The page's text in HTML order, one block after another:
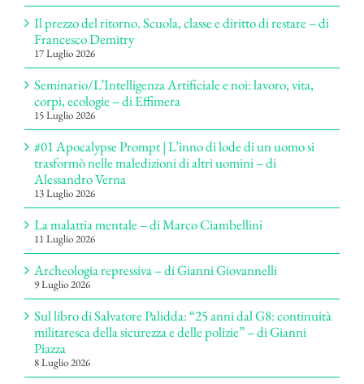
Il prezzo del ritorno. Scuola, classe e diritto di restare – di
Francesco Demitry
17 Luglio 2026
Seminario/L’Intelligenza Artificiale e noi: lavoro, vita,
corpi, ecologie – di Effimera
15 Luglio 2026
#01 Apocalypse Prompt | L’inno di lode di un uomo si
trasformò nelle maledizioni di altri uomini – di
Alessandro Verna
13 Luglio 2026
La malattia mentale – di Marco Ciambellini
11 Luglio 2026
Archeologia repressiva – di Gianni Giovannelli
9 Luglio 2026
Sul libro di Salvatore Palidda: “25 anni dal G8: continuità
militaresca della sicurezza e delle polizie” – di Gianni
Piazza
8 Luglio 2026